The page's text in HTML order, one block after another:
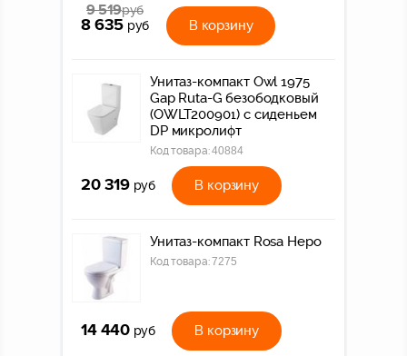
9 519руб
8 635 руб В корзину
Унитаз-компакт Owl 1975
Gap Ruta-G безободковый
(OWLT200901) с сиденьем
DP микролифт
Код товара:40884
20 319 руб В корзину
Унитаз-компакт Rosa Неро
Код товара:7275
14 440 руб В корзину